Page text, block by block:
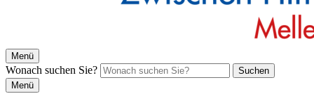
Menü
Wonach suchen Sie?
Suchen
Menü